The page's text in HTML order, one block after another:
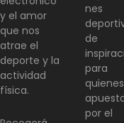
y el amor
que nos
atrae el
deporte y la
actividad
física.
nes
de
para
quienes
por el